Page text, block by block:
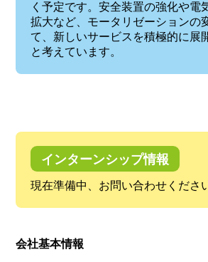
く予定です。安全装置の強化や電
拡大など、モータリゼーションの
て、新しいサービスを積極的に展
と考えています。
インターンシップ情報
現在準備中、お問い合わせくださ
会社基本情報